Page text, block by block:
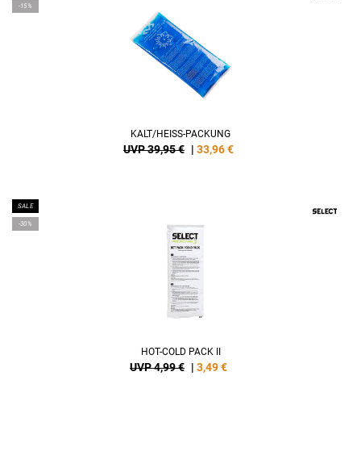
-15%
KALT/HEISS-PACKUNG
UVP 39,95 € | 33,96€
SALE
-30%
HOT-COLD PACK II
UVP 4,99 € | 3,49€